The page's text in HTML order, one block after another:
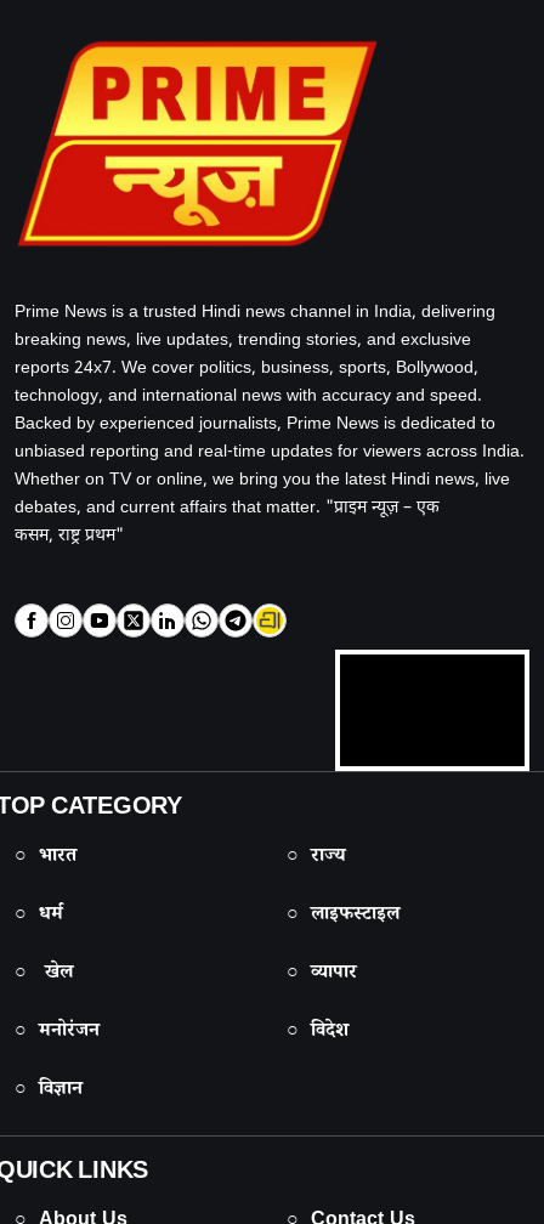
Prime News is a trusted Hindi news channel in India, delivering
breaking news, live updates, trending stories, and exclusive
reports 24x7. We cover politics, business, sports, Bollywood,
technology, and international news with accuracy and speed.
Backed by experienced journalists, Prime News is dedicated to
unbiased reporting and real-time updates for viewers across India.
Whether on TV or online, we bring you the latest Hindi news, live
debates, and current affairs that matter. "प्राइम न्यूज़ – एक
कसम, राष्ट्र प्रथम"
CATEGORY
○ भारत
○ राज्य
○ धर्म
○ लाइफस्टाइल
○ खेल
○ व्यापार
○ मनोरंजन
○ विदेश
○ विज्ञान
LINKS